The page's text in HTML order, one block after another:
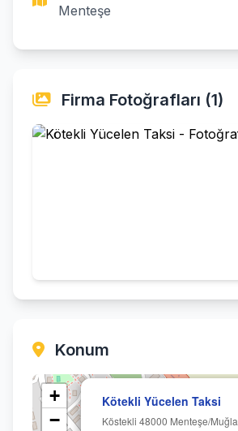
Menteşe
Firma Fotoğrafları (1)
Konum
Kötekli Yücelen Taksi
Köstekli 48000 Menteşe/Muğla
+
−